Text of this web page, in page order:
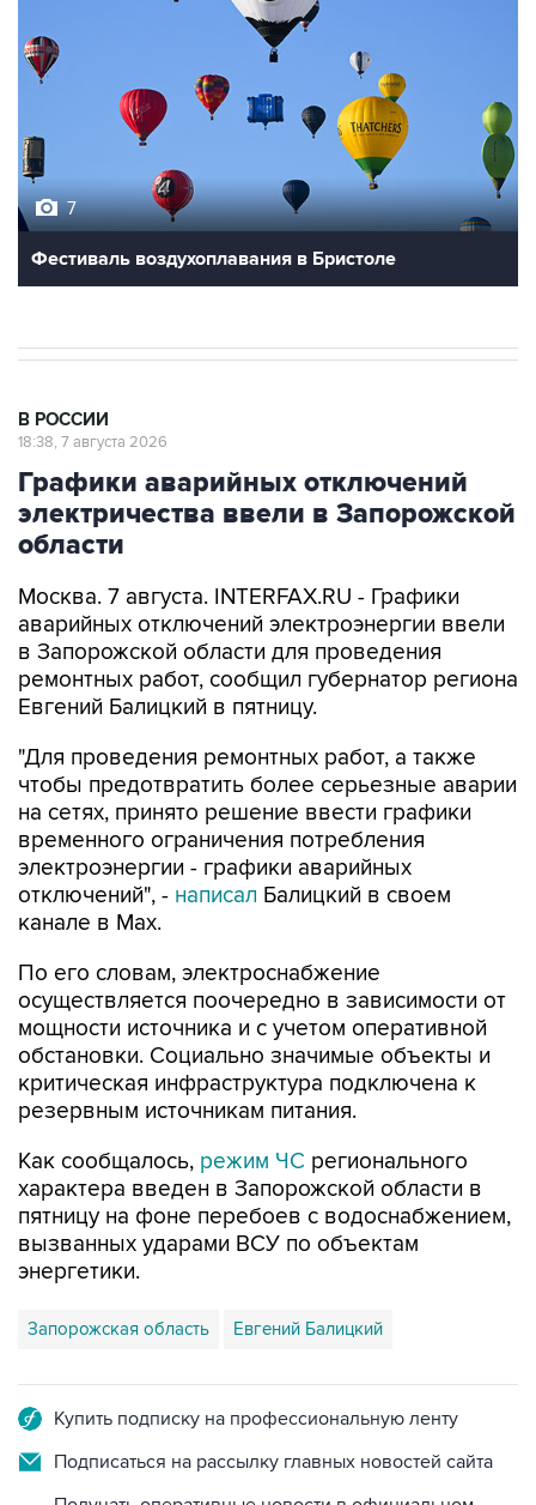
7
Фестиваль воздухоплавания в Бристоле
В РОССИИ
18:38, 7 августа 2026
Графики аварийных отключений
электричества ввели в Запорожской
области
Москва. 7 августа. INTERFAX.RU - Графики
аварийных отключений электроэнергии ввели
в Запорожской области для проведения
ремонтных работ, сообщил губернатор региона
Евгений Балицкий в пятницу.
"Для проведения ремонтных работ, а также
чтобы предотвратить более серьезные аварии
на сетях, принято решение ввести графики
временного ограничения потребления
электроэнергии - графики аварийных
отключений", - написал Балицкий в своем
канале в Max.
По его словам, электроснабжение
осуществляется поочередно в зависимости от
мощности источника и с учетом оперативной
обстановки. Социально значимые объекты и
критическая инфраструктура подключена к
резервным источникам питания.
Как сообщалось, режим ЧС регионального
характера введен в Запорожской области в
пятницу на фоне перебоев с водоснабжением,
вызванных ударами ВСУ по объектам
энергетики.
Запорожская область Евгений Балицкий
Купить подписку на профессиональную ленту
Подписаться на рассылку главных новостей сайта